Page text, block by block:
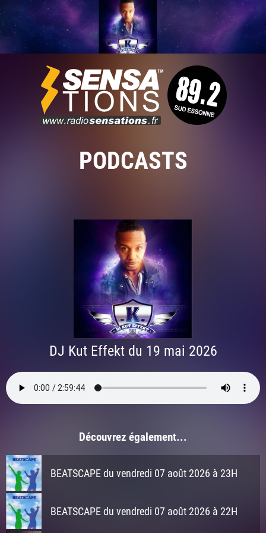
PODCASTS
DJ Kut Effekt du 19 mai 2026
Découvrez également...
BEATSCAPE du vendredi 07 août 2026 à 23H
BEATSCAPE du vendredi 07 août 2026 à 22H